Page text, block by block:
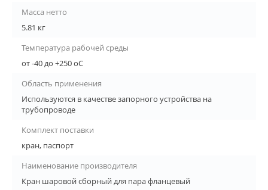
Масса нетто
5.81 кг
Температура рабочей среды
от -40 до +250 oC
Область применения
Используются в качестве запорного устройства на
трубопроводе
Комплект поставки
кран, паспорт
Наименование производителя
Кран шаровой сборный для пара фланцевый